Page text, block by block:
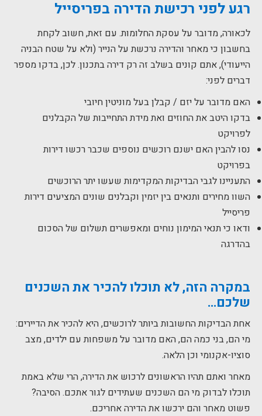
רגע לפני רכישת הדירה בפריסייל
לכאורה, מדובר על עסקת החלומות. עם זאת, חשוב לקחת
בחשבון כי מאחר והדירה נרכשת על הנייר (ולא על שטח הבניה
הייעודי), אתם קונים בשלב זה רק דירה בתכנון. לכן, בדקו מספר
דברים לפני:
האם מדובר על יזם / קבלן בעל מוניטין חיובי
בדקו היטב את החוזים ואת מידת התחייבות של הקבלנים
לפרויקט
נסו להבין האם ישנם רוכשים נוספים שכבר רכשו דירות
בפרויקט
התעניינו לגבי הבדיקות המקדימות שעשו יתר הרוכשים
השוו מחירים ותנאים בין יזמין וקבלנים שונים המציעים דירות
פריסייל
ודאו כי תנאי המימון נוחים ומאפשרים תשלום של הסכום
בהדרגה
במקרה הזה, לא תוכלו להכיר את השכנים
שלכם…
אחת הבדיקות החשובות ביותר לרוכשים, היא להכיר את הדיירים:
מי הם, בני כמה הם, האם מדובר על משפחות עם ילדים, מצב
סוציו-אקנומי וכן הלאה.
מאחר ואתם תהיו הראשונים לרכוש את הדירה, הרי שלא באמת
תוכלו לבדוק מי הם השכנים שעתידים לגור אתכם. הסיבה?
פשוט מאחר והם ירכשו את הדירה אחריכם.